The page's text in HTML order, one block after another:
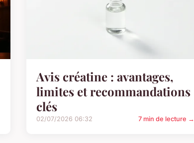
Avis créatine : avantages,
limites et recommandations
clés
02/07/2026 06:32 7 min de lecture →